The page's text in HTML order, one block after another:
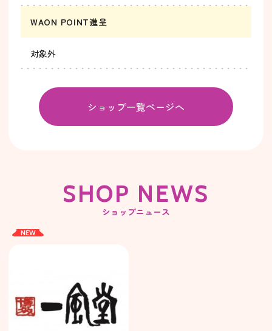
WAON POINT進呈
対象外
ショップ一覧ページへ
SHOP NEWS
ショップニュース
NEW